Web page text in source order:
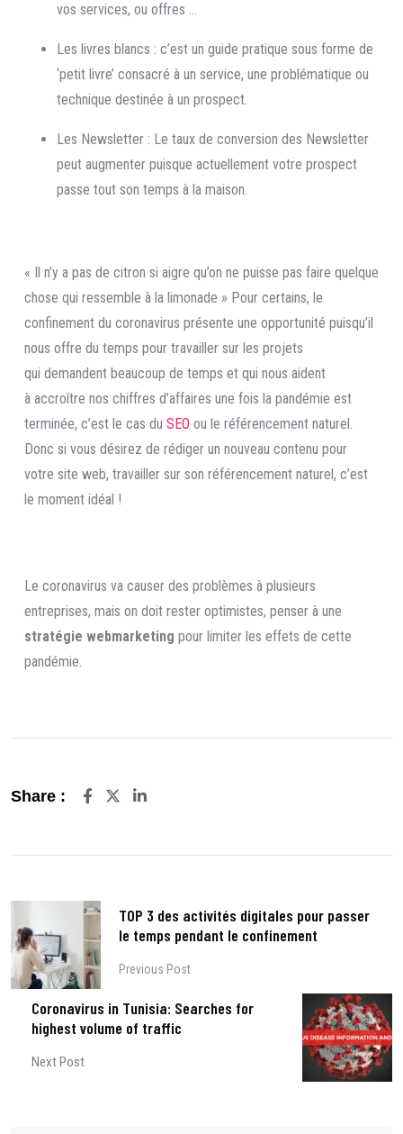
vos services, ou offres …
Les livres blancs : c’est un guide pratique sous forme de
‘petit livre’ consacré à un service, une problématique ou
technique destinée à un prospect.
Les Newsletter : Le taux de conversion des Newsletter
peut augmenter puisque actuellement votre prospect
passe tout son temps à la maison.
« Il n’y a pas de citron si aigre qu’on ne puisse pas faire quelque
chose qui ressemble à la limonade » Pour certains, le
confinement du coronavirus présente une opportunité puisqu’il
nous offre du temps pour travailler sur les projets
qui demandent beaucoup de temps et qui nous aident
à accroître nos chiffres d’affaires une fois la pandémie est
terminée, c’est le cas du SEO ou le référencement naturel.
Donc si vous désirez de rédiger un nouveau contenu pour
votre site web, travailler sur son référencement naturel, c’est
le moment idéal !
Le coronavirus va causer des problèmes à plusieurs
entreprises, mais on doit rester optimistes, penser à une
stratégie webmarketing pour limiter les effets de cette
pandémie.
Share : LinkedIn
TOP 3 des activités digitales pour passer
le temps pendant le confinement
Previous Post
Coronavirus in Tunisia: Searches for
highest volume of traffic
Next Post